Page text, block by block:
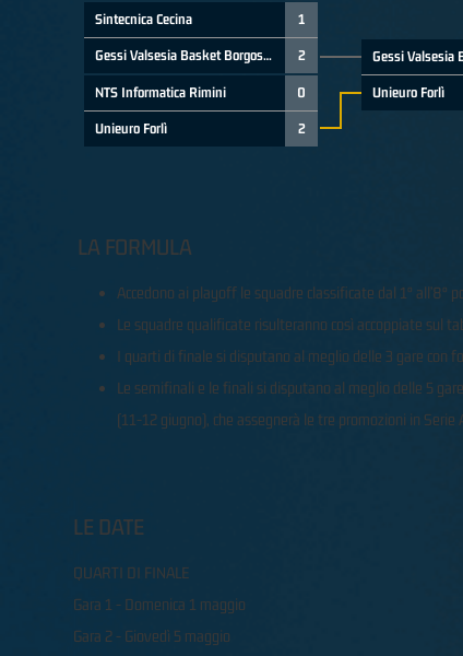
Sintecnica Cecina 1
Gessi Valsesia Basket Borgosesia 2
NTS Informatica Rimini 0
Unieuro Forlì 2
Unieuro Forlì
LA FORMULA
Accedono ai playoff le squadre classificate dal 1° all’8°
Le squadre qualificate risulteranno così accoppiate sul
I quarti di finale si disputano al meglio delle 3 gare con
Le semifinali e le finali si disputano al meglio delle 5
(11-12 giugno), che assegnerà le tre promozioni in
LE DATE
QUARTI DI FINALE
Gara 1 - Domenica 1 maggio
Gara 2 - Giovedì 5 maggio